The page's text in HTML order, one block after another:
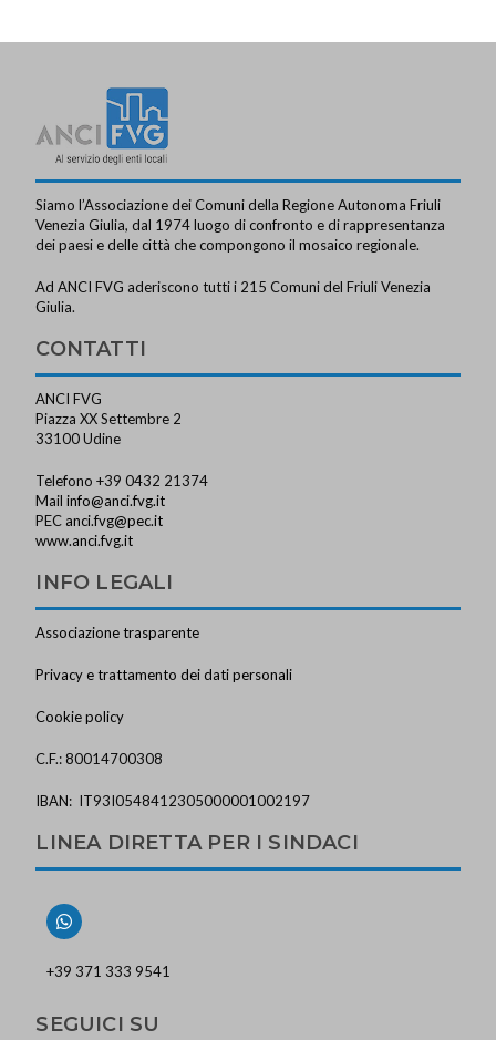
Siamo l’Associazione dei Comuni della Regione Autonoma Friuli
Venezia Giulia, dal 1974 luogo di confronto e di rappresentanza
dei paesi e delle città che compongono il mosaico regionale.
Ad ANCI FVG aderiscono tutti i 215 Comuni del Friuli Venezia
Giulia.
CONTATTI
ANCI FVG
Piazza XX Settembre 2
33100 Udine
Telefono +39 0432 21374
Mailinfo@anci.fvg.it
PEC anci.fvg@pec.it
www.anci.fvg.it
INFO LEGALI
Associazione trasparente
Privacy e trattamento dei dati personali
Cookie policy
C.F.: 80014700308
IBAN: IT93I0548412305000001002197
LINEA DIRETTA PER I SINDACI
+39 371 333 9541
SEGUICI SU